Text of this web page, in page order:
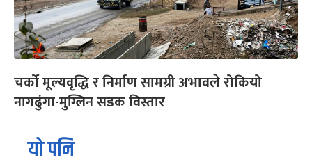
चर्को मूल्यवृद्धि र निर्माण सामग्री अभावले रोकियो
नागढुंगा-मुग्लिन सडक विस्तार
यो पनि